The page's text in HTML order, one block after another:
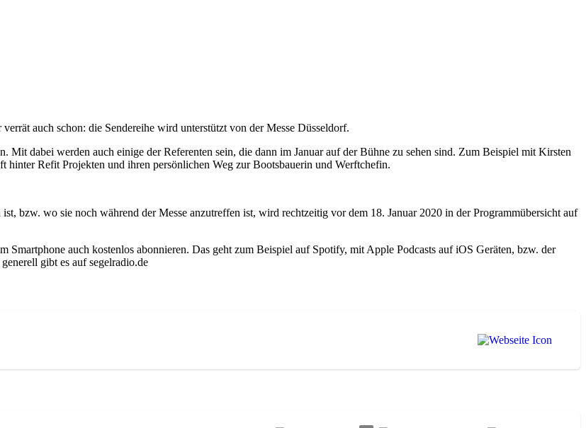
auch schon: die Sendereihe wird unterstützt von der Messe Düsseldorf.
dabei werden auch einige der Referenten sein, die dann im Januar auf der Bühne zu sehen sind. Zum Beispiel mit Kirsten
Refit Projekten und ihren persönlichen Weg zur Bootsbauerin und Werftchefin.
bzw. wo sie noch während der Messe anzutreffen ist, wird rechtzeitig vor dem 18. Januar 2020 in der Programmübersicht auf
auch kostenlos abonnieren. Das geht zum Beispiel auf Spotify, mit Apple Podcasts auf iOS Geräten, bzw. der
gibt es auf segelradio.de